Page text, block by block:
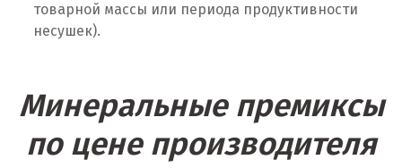
Набарежные Челны
Наро-Фоминск
Невьянск
товарной массы или периода продуктивности
несушек).
Минеральные премиксы
по цене производителя